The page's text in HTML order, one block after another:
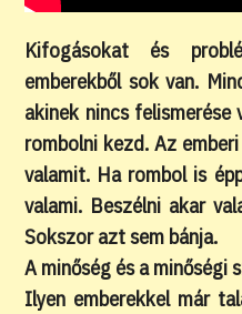
Kifogásokat és
emberekből sok van.
akinek nincs felismerése
rombolni kezd. Az
valamit. Ha rombol is
valami. Beszélni akar
Sokszor azt sem bánja.
A minőség és a minőségi
Ilyen emberekkel már